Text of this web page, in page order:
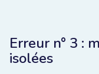
Erreur n° 3 :
isolées